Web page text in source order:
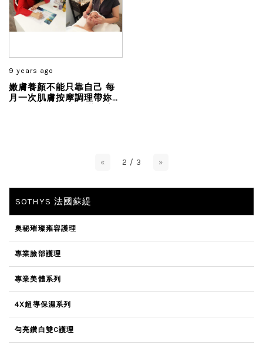
9 years ago
嫩膚養顏不能只靠自己 每
月一次肌膚按摩調理帶妳邁
« 2 / 3 »
SOTHYS 法國蘇緹
奧秘璀璨雍容護理
專業臉部護理
專業美體系列
4X超導保濕系列
勻亮鑽白雙C護理